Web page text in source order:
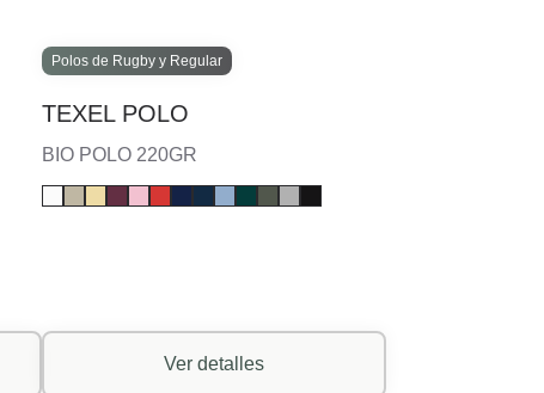
Polos de Rugby y Regular
TEXEL POLO
BIO POLO 220GR
Ver detalles